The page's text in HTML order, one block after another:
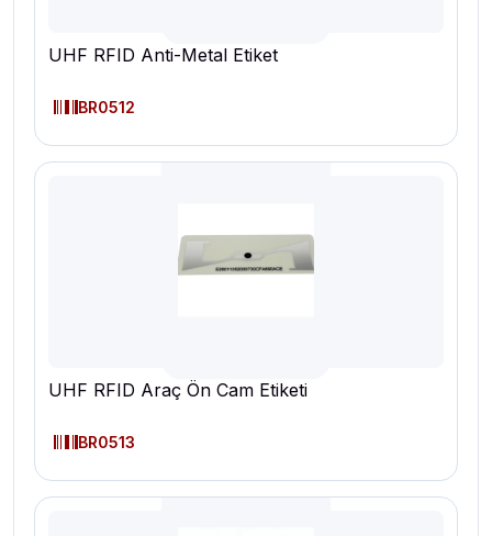
UHF RFID Anti-Metal Etiket
BR0512
UHF RFID Araç Ön Cam Etiketi
BR0513